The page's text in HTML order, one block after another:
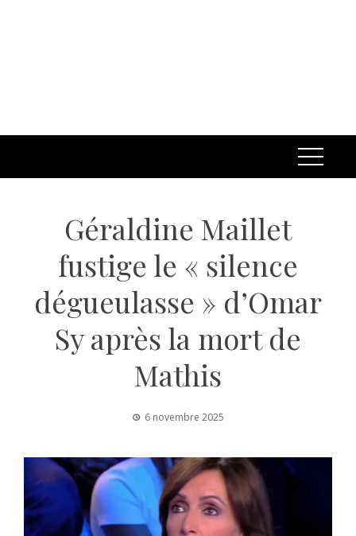
Géraldine Maillet
fustige le « silence
dégueulasse » d’Omar
Sy après la mort de
Mathis
6 novembre 2025